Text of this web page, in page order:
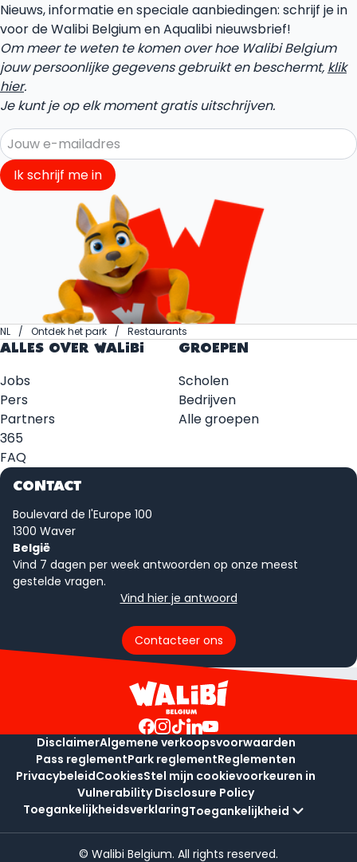
Nieuws, informatie en speciale aanbiedingen: schrijf je in
voor de Walibi Belgium en Aqualibi nieuwsbrief!
Om meer te weten te komen over hoe Walibi Belgium
jouw persoonlijke gegevens gebruikt en beschermt, klik
hier.
Je kunt je op elk moment gratis uitschrijven.
Ik schrijf me in
NL Ontdek het park
Restaurants
ALLES OVER WALIBI
Jobs
Pers
Partners
365
FAQ
GROEPEN
Scholen
Bedrijven
Alle groepen
CONTACT
Boulevard de l'Europe 100
1300 Waver
België
Vind 7 dagen per week antwoorden op onze meest
gestelde vragen.
Vind hier je antwoord
Contacteer ons
DisclaimerAlgemene verkoopsvoorwaarden
Pass reglementPark reglementReglementen
PrivacybeleidCookiesStel mijn cookievoorkeuren in
Vulnerability Disclosure Policy
ToegankelijkheidsverklaringToegankelijkheid
© Walibi Belgium. All rights reserved.